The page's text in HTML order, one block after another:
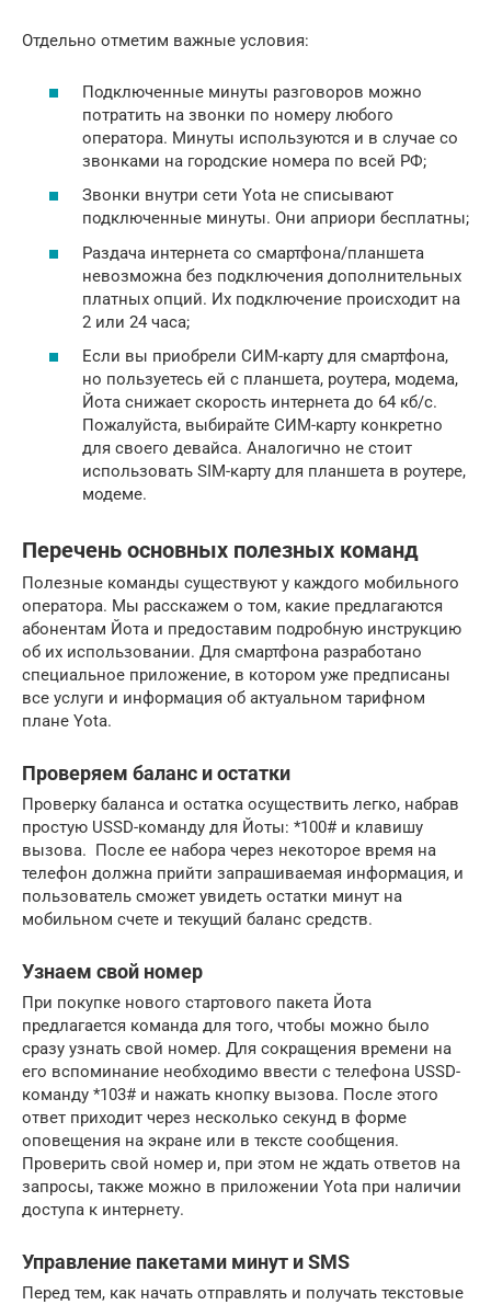
Отдельно отметим важные условия:
Подключенные минуты разговоров можно
потратить на звонки по номеру любого
оператора. Минуты используются и в случае со
звонками на городские номера по всей РФ;
Звонки внутри сети Yota не списывают
подключенные минуты. Они априори бесплатны;
Раздача интернета со смартфона/планшета
невозможна без подключения дополнительных
платных опций. Их подключение происходит на
2 или 24 часа;
Если вы приобрели СИМ-карту для смартфона,
но пользуетесь ей с планшета, роутера, модема,
Йота снижает скорость интернета до 64 кб/с.
Пожалуйста, выбирайте СИМ-карту конкретно
для своего девайса. Аналогично не стоит
использовать SIM-карту для планшета в роутере,
модеме.
Перечень основных полезных команд
Полезные команды существуют у каждого мобильного
оператора. Мы расскажем о том, какие предлагаются
абонентам Йота и предоставим подробную инструкцию
об их использовании. Для смартфона разработано
специальное приложение, в котором уже предписаны
все услуги и информация об актуальном тарифном
плане Yota.
Проверяем баланс и остатки
Проверку баланса и остатка осуществить легко, набрав
простую USSD-команду для Йоты: *100# и клавишу
вызова. После ее набора через некоторое время на
телефон должна прийти запрашиваемая информация, и
пользователь сможет увидеть остатки минут на
мобильном счете и текущий баланс средств.
Узнаем свой номер
При покупке нового стартового пакета Йота
предлагается команда для того, чтобы можно было
сразу узнать свой номер. Для сокращения времени на
его вспоминание необходимо ввести с телефона USSD-
команду *103# и нажать кнопку вызова. После этого
ответ приходит через несколько секунд в форме
оповещения на экране или в тексте сообщения.
Проверить свой номер и, при этом не ждать ответов на
запросы, также можно в приложении Yota при наличии
доступа к интернету.
Управление пакетами минут и SMS
Перед тем, как начать отправлять и получать текстовые